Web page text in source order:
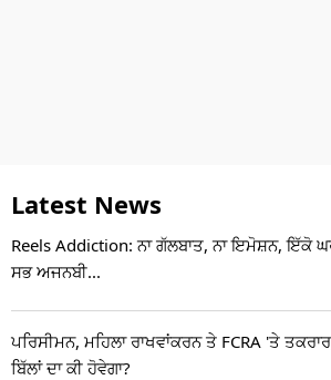
Latest News
Reels Addiction: ਨਾ ਗੱਲਬਾਤ, ਨਾ ਇਮੋਸ਼ਨ, ਇੱਕੋ
ਸਭ ਅਜਨਬੀ...
ਪਰਿਸੀਮਨ, ਮਹਿਲਾ ਰਾਖਵਾਂਕਰਨ ਤੇ FCRA 'ਤੇ
ਬਿੱਲਾਂ ਦਾ ਕੀ ਹੋਵੇਗਾ?